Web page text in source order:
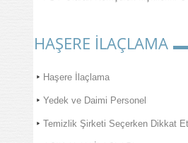
HAŞERE İLAÇLAMA
Haşere İlaçlama
Yedek ve Daimi Personel
Temizlik Şirketi Seçerken Dikkat